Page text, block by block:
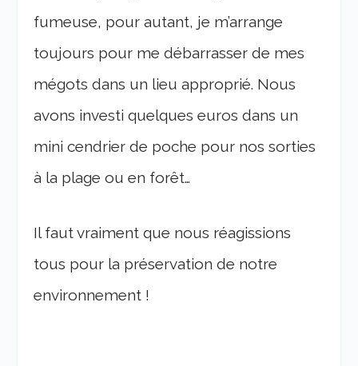
fumeuse, pour autant, je m’arrange
toujours pour me débarrasser de mes
mégots dans un lieu approprié. Nous
avons investi quelques euros dans un
mini cendrier de poche pour nos sorties
à la plage ou en forêt…
Il faut vraiment que nous réagissions
tous pour la préservation de notre
environnement !